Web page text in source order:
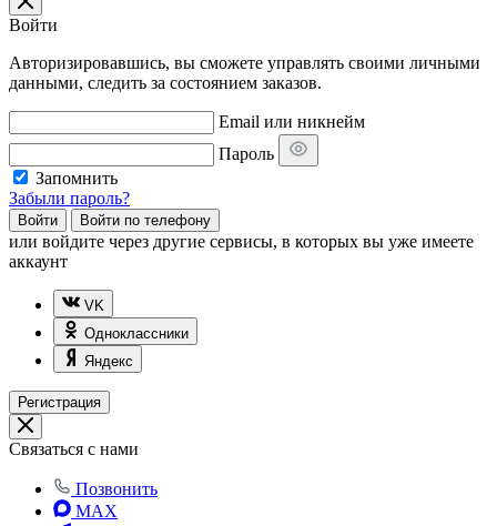
Войти
Авторизировавшись, вы сможете управлять своими личными
данными, следить за состоянием заказов.
Email или никнейм
Пароль
Запомнить
Забыли пароль?
Войти Войти по телефону
или войдите через другие сервисы, в которых вы уже имеете
аккаунт
VK
Одноклассники
Яндекс
Регистрация
Связаться с нами
Позвонить
MAX